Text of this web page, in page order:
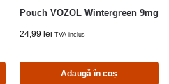
Pouch VOZOL Wintergreen 9mg
24,99 lei TVA inclus
Adaugă în coș